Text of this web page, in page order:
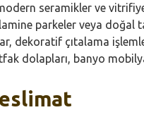
seramikler ve
parkeler veya doğal
dekoratif çıtalama
dolapları, banyo